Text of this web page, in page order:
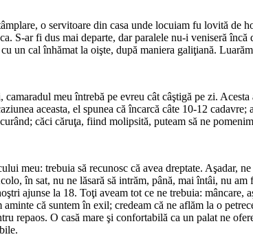
o servitoare din casa unde locuiam fu lovită de
S-ar fi dus mai departe, dar paralele nu-i veniseră
un cal înhămat la oişte, după maniera galiţiană.
meu întrebă pe evreu cât câştigă pe zi.
aceasta, el spunea că încarcă câte 10-12
căci căruţa, fiind molipsită, puteam să ne
meu: trebuia să re­cunosc că avea dreptate. Aşadar,
în sat, nu ne lăsară să intrăm, până, mai întâi, nu
ajunse la 18. Toţi aveam tot ce ne trebuia:
că suntem în exil; credeam că ne aflăm la o
repaos. O casă mare şi confortabilă ca un palat ne